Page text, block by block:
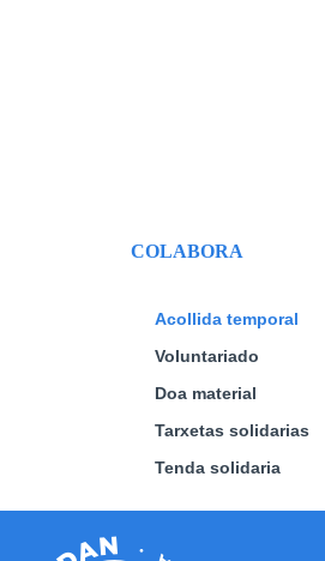
COLABORA
Acollida temporal
Voluntariado
Doa material
Tarxetas solidarias
Tenda solidaria